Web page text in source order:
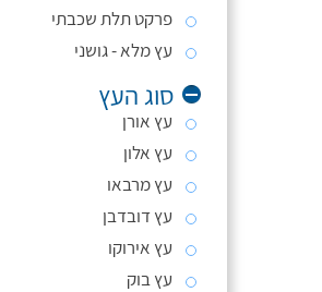
פרקט תלת שכבתי
עץ מלא - גושני
סוג העץ
עץ אורן
עץ אלון
עץ מרבאו
עץ דובדבן
עץ אירוקו
עץ בוק